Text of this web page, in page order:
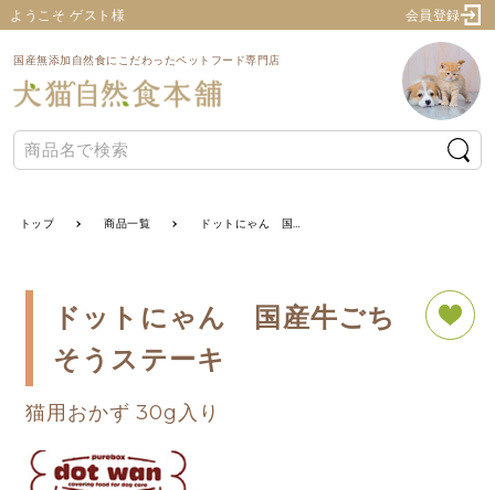
ようこそ ゲスト様 会員登録
国産無添加自然食にこだわったペットフード専門店
トップ 商品一覧 ドットにゃん 国産牛ごちそうステーキ
猫用おかず 30g入り
ドットにゃん 国産牛ごち
そうステーキ